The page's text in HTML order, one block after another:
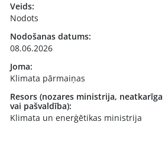
Veids:
Nodots
Nodošanas datums:
08.06.2026
Joma:
Klimata pārmaiņas
Resors (nozares ministrija,
vai pašvaldība):
Klimata un enerģētikas ministrija